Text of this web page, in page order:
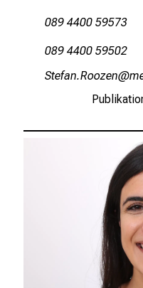
089 4400 59573
089 4400 59502
RbiwgueBüüßiu